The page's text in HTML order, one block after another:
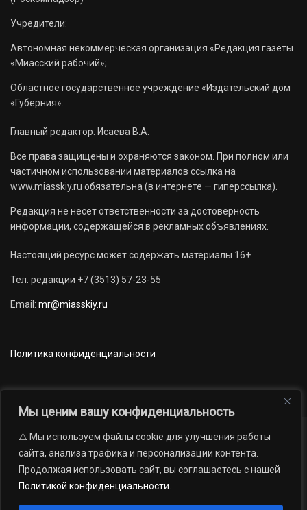
Мы ценим вашу конфиденциальность
⚠️ Мы используем файлы cookie для улучшения работы
сайта, анализа трафика и персонализации контента.
Продолжая использовать сайт, вы соглашаетесь с нашей
Политикой конфиденциальности
Учредители:
Автономная некоммерческая организация «Редакция газеты
«Миасский рабочий»;
Областное государственное учреждение «Издательский дом
«Губерния».
Главный редактор: Исаева В.А.
Все права защищены и охраняются законом. При полном или
частичном использовании материалов ссылка на
www.miasskiy.ru обязательна (в интернете — гиперссылка).
Редакция не несет ответственности за достоверность
информации, содержащейся в рекламных объявлениях.
Настоящий ресурс может содержать материалы 16+
Тел. редакции +7 (3513) 57-23-55
Email: mr@miasskiy.ru
Политика конфиденциальности
Новости Наши проекты
Официально
АРХИВ
16+
газеты «Миасский рабочий»; Областное государственное учреждение